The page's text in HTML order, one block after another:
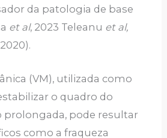
da patologia de base
et al, 2023 Teleanu et al,
(VM), utilizada como
o quadro do
prolongada, pode resultar
como a fraqueza